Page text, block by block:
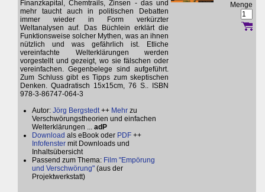
Finanzkapital, Chemtrails, Zinsen - das und
mehr taucht auch in politischen Debatten
immer wieder in Form verkürzter
Weltanalysen auf. Das Büchlein erklärt die
Funktionsweise solcher Mythen, was an ihnen
nützlich und was gefährlich ist. Etliche
vereinfachte Welterklärungen werden
vorgestellt und gezeigt, wo sie fälschen oder
vereinfachen. Gegenbelege sind aufgeführt.
Zum Schluss gibt es Tipps zum skeptischen
Denken. Quadratisch 15x15cm, 76 S.. ISBN
978-3-86747-064-3
Autor: Jörg Bergstedt++ Mehr zu
Verschwörungstheorien und einfachen
Welterklärungen ... adP
Download als eBook oder PDF ++
Infofenster mit Downloads und
Inhaltsübersicht
Passend zum Thema: Film "Empörung
und Verschwörung" (aus der
Projektwerkstatt)
Menge